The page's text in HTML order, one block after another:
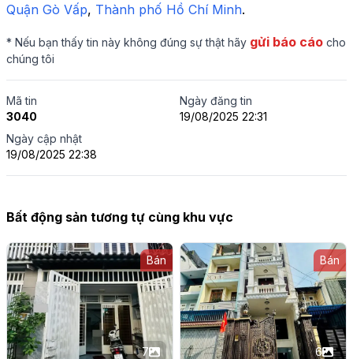
Quận Gò Vấp, Thành phố Hồ Chí Minh.
* Nếu bạn thấy tin này không đúng sự thật hãy gửi báo cáo cho
chúng tôi
Mã tin
3040
Ngày đăng tin
19/08/2025 22:31
Ngày cập nhật
19/08/2025 22:38
Bất động sản tương tự cùng khu vực
Bán
7
Bán
6